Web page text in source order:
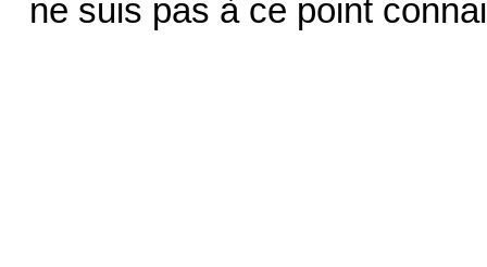
ne suis pas à ce point